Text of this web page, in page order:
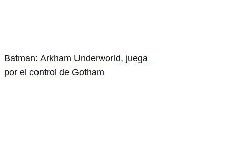
Batman: Arkham Underworld, juega
por el control de Gotham